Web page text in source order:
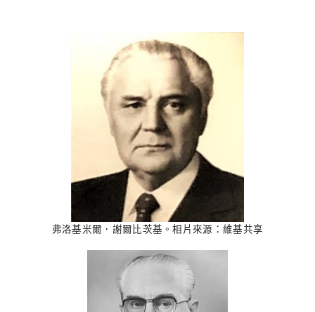
弗洛基米爾．謝爾比茨基。相片來源：維基共享